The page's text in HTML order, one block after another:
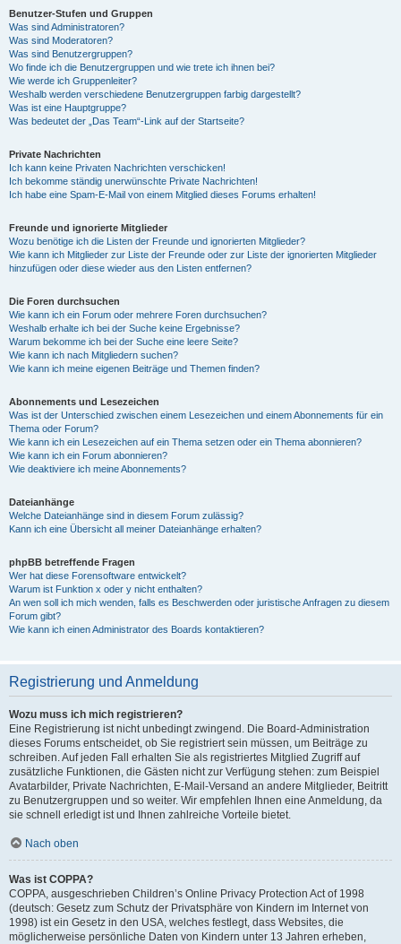
Benutzer-Stufen und Gruppen
Was sind Administratoren?
Was sind Moderatoren?
Was sind Benutzergruppen?
Wo finde ich die Benutzergruppen und wie trete ich ihnen bei?
Wie werde ich Gruppenleiter?
Weshalb werden verschiedene Benutzergruppen farbig dargestellt?
Was ist eine Hauptgruppe?
Was bedeutet der „Das Team“-Link auf der Startseite?
Private Nachrichten
Ich kann keine Privaten Nachrichten verschicken!
Ich bekomme ständig unerwünschte Private Nachrichten!
Ich habe eine Spam-E-Mail von einem Mitglied dieses Forums erhalten!
Freunde und ignorierte Mitglieder
Wozu benötige ich die Listen der Freunde und ignorierten Mitglieder?
Wie kann ich Mitglieder zur Liste der Freunde oder zur Liste der ignorierten Mitglieder
hinzufügen oder diese wieder aus den Listen entfernen?
Die Foren durchsuchen
Wie kann ich ein Forum oder mehrere Foren durchsuchen?
Weshalb erhalte ich bei der Suche keine Ergebnisse?
Warum bekomme ich bei der Suche eine leere Seite?
Wie kann ich nach Mitgliedern suchen?
Wie kann ich meine eigenen Beiträge und Themen finden?
Abonnements und Lesezeichen
Was ist der Unterschied zwischen einem Lesezeichen und einem Abonnements für ein
Thema oder Forum?
Wie kann ich ein Lesezeichen auf ein Thema setzen oder ein Thema abonnieren?
Wie kann ich ein Forum abonnieren?
Wie deaktiviere ich meine Abonnements?
Dateianhänge
Welche Dateianhänge sind in diesem Forum zulässig?
Kann ich eine Übersicht all meiner Dateianhänge erhalten?
phpBB betreffende Fragen
Wer hat diese Forensoftware entwickelt?
Warum ist Funktion x oder y nicht enthalten?
An wen soll ich mich wenden, falls es Beschwerden oder juristische Anfragen zu diesem
Forum gibt?
Wie kann ich einen Administrator des Boards kontaktieren?
Registrierung und Anmeldung
Wozu muss ich mich registrieren?
Eine Registrierung ist nicht unbedingt zwingend. Die Board-Administration
dieses Forums entscheidet, ob Sie registriert sein müssen, um Beiträge zu
schreiben. Auf jeden Fall erhalten Sie als registriertes Mitglied Zugriff auf
zusätzliche Funktionen, die Gästen nicht zur Verfügung stehen: zum Beispiel
Avatarbilder, Private Nachrichten, E-Mail-Versand an andere Mitglieder, Beitritt
zu Benutzergruppen und so weiter. Wir empfehlen Ihnen eine Anmeldung, da
sie schnell erledigt ist und Ihnen zahlreiche Vorteile bietet.
Nach oben
Was ist COPPA?
COPPA, ausgeschrieben Children’s Online Privacy Protection Act of 1998
(deutsch: Gesetz zum Schutz der Privatsphäre von Kindern im Internet von
1998) ist ein Gesetz in den USA, welches festlegt, dass Websites, die
möglicherweise persönliche Daten von Kindern unter 13 Jahren erheben,